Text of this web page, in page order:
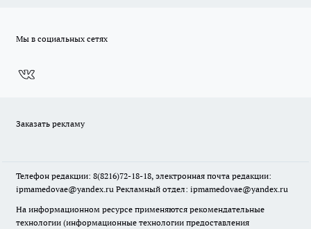
Мы в социальных сетях
Заказать рекламу
Телефон редакции: 8(8216)72-18-18, электронная почта редакции:
ipmamedovae@yandex.ru Рекламный отдел: ipmamedovae@yandex.ru
На информационном ресурсе применяются рекомендательные
технологии (информационные технологии предоставления